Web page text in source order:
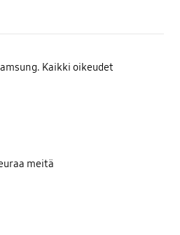
Kaikki oikeudet
meitä